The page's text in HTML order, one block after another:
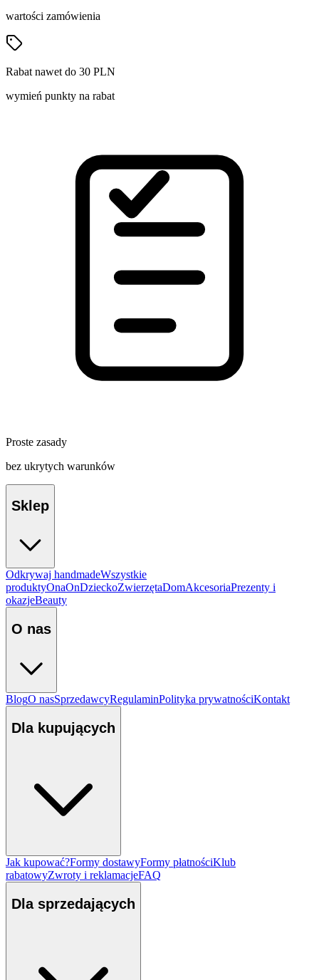
wartości zamówienia
Rabat nawet do 30 PLN
wymień punkty na rabat
Proste zasady
bez ukrytych warunków
Sklep
Odkrywaj handmadeWszystkie
produktyOnaOnDzieckoZwierzętaDomAkcesoriaPrezenty i
okazjeBeauty
O nas
BlogO nasSprzedawcyRegulaminPolityka prywatnościKontakt
Dla kupujących
Jak kupować?Formy dostawyFormy płatnościKlub
rabatowyZwroty i reklamacjeFAQ
Dla sprzedających